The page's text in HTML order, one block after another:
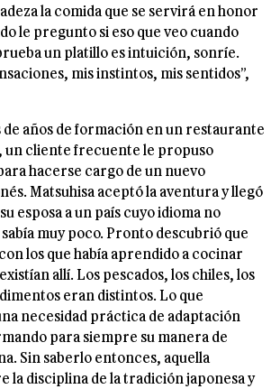
la comida que se servirá en honor
le pregunto si eso que veo cuando
un platillo es intuición, sonríe.
mis instintos, mis sentidos”,
de años de formación en un restaurante
un cliente frecuente le propuso
hacerse cargo de un nuevo
Matsuhisa aceptó la aventura y llegó
esposa a un país cuyo idioma no
sabía muy poco. Pronto descubrió que
los que había aprendido a cocinar
allí. Los pescados, los chiles, los
eran distintos. Lo que
necesidad práctica de adaptación
para siempre su manera de
Sin saberlo entonces, aquella
la disciplina de la tradición japonesa y